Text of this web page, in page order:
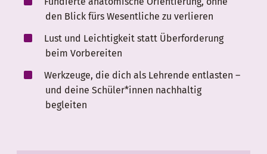
den Blick fürs Wesentliche zu verlieren
Lust und Leichtigkeit statt Überforderung
beim Vorbereiten
Werkzeuge, die dich als Lehrende entlasten –
und deine Schüler*innen nachhaltig
begleiten